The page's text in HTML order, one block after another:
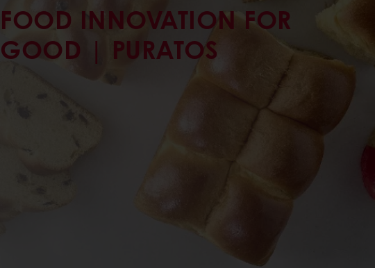
FOOD INNOVATION FOR
GOOD | PURATOS